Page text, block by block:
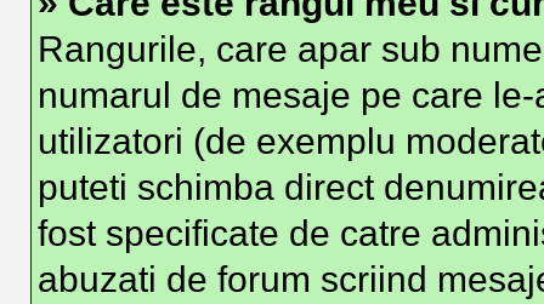
Rangurile, care apar sub
numarul de mesaje pe care
utilizatori (de exemplu
puteti schimba direct
fost specificate de catre
abuzati de forum scriind